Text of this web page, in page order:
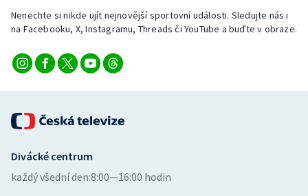
Veslování
Vodní slalom
Volejbal
Ostatní
Nenechte si nikde ujít nejnovější sportovní události. Sledujte nás i
na Facebooku, X, Instagramu, Threads či YouTube a buďte v obraze.
Divácké centrum
každý všední den:8:00—16:00 hodin